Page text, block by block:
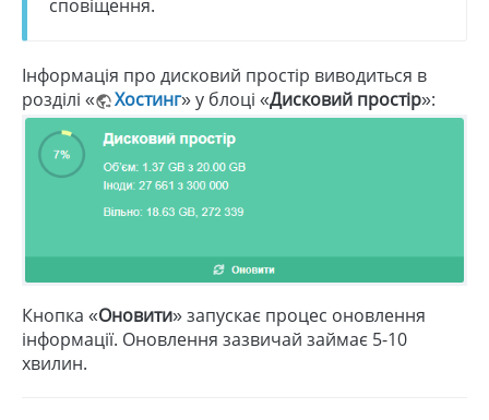
сповіщення.
Інформація про дисковий простір виводиться в
розділі «
Хостинг» у блоці «Дисковий простір»:
Кнопка «Оновити» запускає процес оновлення
інформації. Оновлення зазвичай займає 5-10
хвилин.